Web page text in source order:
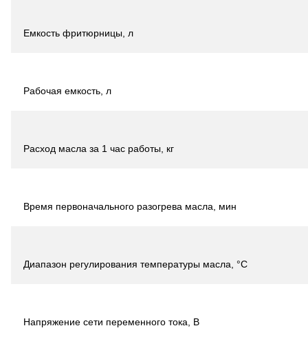
Емкость фритюрницы, л
Рабочая емкость, л
Расход масла за 1 час работы, кг
Время первоначального разогрева масла, мин
Диапазон регулирования температуры масла, °С
Напряжение сети переменного тока, В